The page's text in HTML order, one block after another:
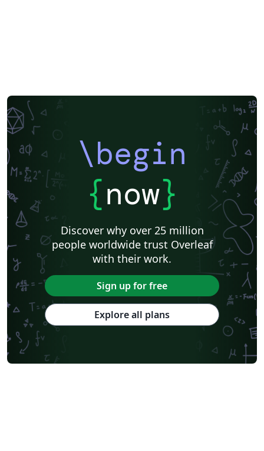
\begin
{now}
Discover why over 25 million
people worldwide trust Overleaf
with their work.
Sign up for free
Explore all plans